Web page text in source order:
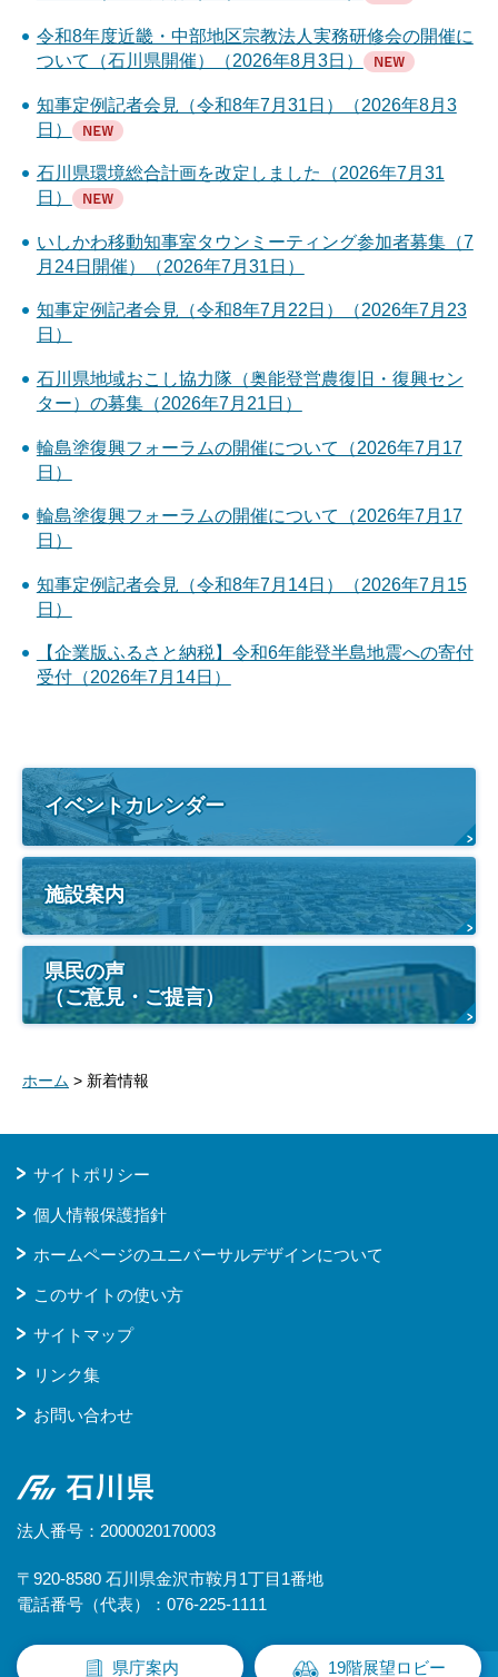
令和8年度近畿・中部地区宗教法人実務研修会の開催に
ついて（石川県開催）（2026年8月3日）
知事定例記者会見（令和8年7月31日）（2026年8月3
日）
石川県環境総合計画を改定しました（2026年7月31
日）
いしかわ移動知事室タウンミーティング参加者募集（7
月24日開催）（2026年7月31日）
知事定例記者会見（令和8年7月22日）（2026年7月23
日）
石川県地域おこし協力隊（奥能登営農復旧・復興セン
ター）の募集（2026年7月21日）
輪島塗復興フォーラムの開催について（2026年7月17
日）
輪島塗復興フォーラムの開催について（2026年7月17
日）
知事定例記者会見（令和8年7月14日）（2026年7月15
日）
【企業版ふるさと納税】令和6年能登半島地震への寄付
受付（2026年7月14日）
イベントカレンダー
施設案内
県民の声
（ご意見・ご提言）
ホーム > 新着情報
サイトポリシー
個人情報保護指針
ホームページのユニバーサルデザインについて
このサイトの使い方
サイトマップ
リンク集
お問い合わせ
石川県
法人番号：2000020170003
〒920-8580 石川県金沢市鞍月1丁目1番地
電話番号（代表）：076-225-1111
県庁案内 19階展望ロビー